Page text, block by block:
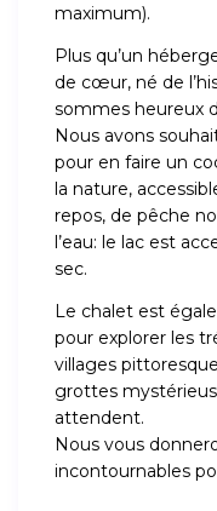
maximum).
Plus qu’un
de cœur, né de
sommes heureux
Nous avons
pour en faire un
la nature,
repos, de pêche
l’eau: le lac est
sec.
Le chalet est
pour explorer les
villages
grottes
attendent.
Nous vous
incontournables